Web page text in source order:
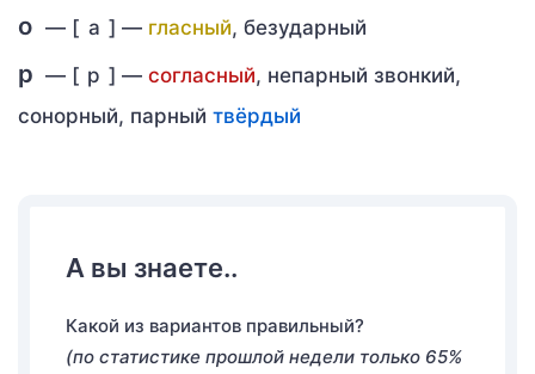
о — [ а ] — гласный, безударный
р — [ р ] — согласный, непарный звонкий,
сонорный, парный твёрдый
А вы знаете..
Какой из вариантов правильный?
(по статистике прошлой недели только 65%